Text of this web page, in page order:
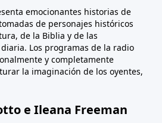
emocionantes historias de
de personajes históricos
de la Biblia y de las
Los programas de la radio
y completamente
la imaginación de los oyentes,
e Ileana Freeman